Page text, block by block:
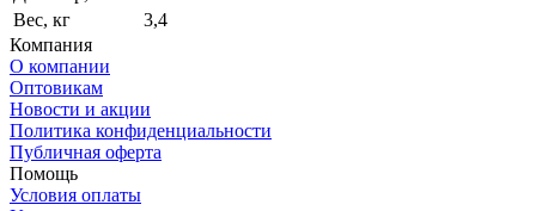
Вес, кг
3,4
Компания
О компании
Оптовикам
Новости и акции
Политика конфиденциальности
Публичная оферта
Помощь
Условия оплаты